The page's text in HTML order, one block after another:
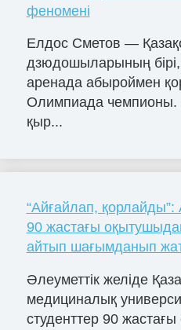
феномені
Елдос Сметов —
дзюдошыларының
аренада абыроймен
Олимпиада
қыр...
“Айғайлап,
90 жастағы
айтып шағымданып
Әлеуметтік желіде
медициналық
студенттер 90